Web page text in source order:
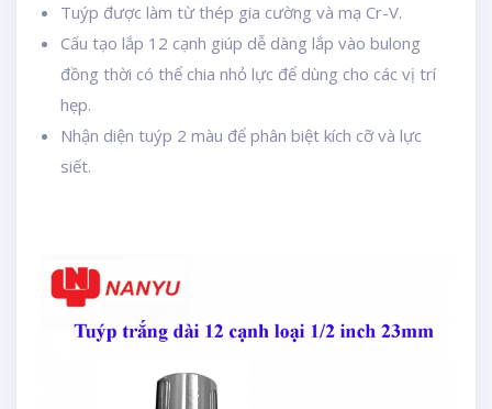
Tuýp được làm từ thép gia cường và mạ Cr-V.
Cấu tạo lắp 12 cạnh giúp dễ dàng lắp vào bulong
đồng thời có thể chia nhỏ lực để dùng cho các vị trí
hẹp.
Nhận diện tuýp 2 màu để phân biệt kích cỡ và lực
siết.